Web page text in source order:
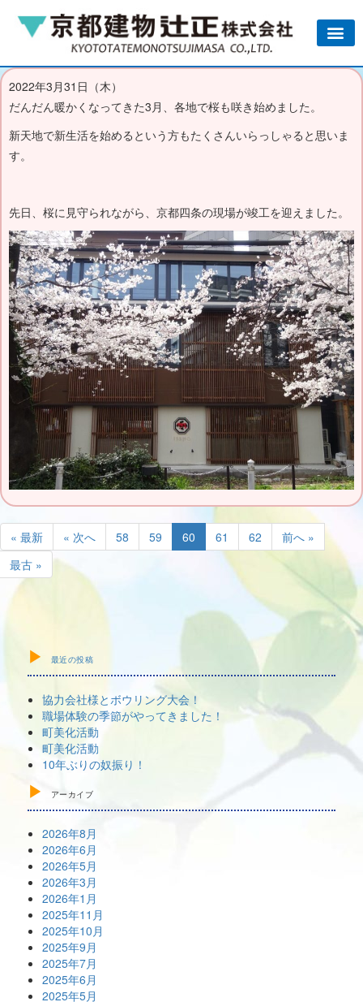
2022年3月31日（木）
だんだん暖かくなってきた3月、各地で桜も咲き始めました。
新天地で新生活を始めるという方もたくさんいらっしゃると思いま
す。
先日、桜に見守られながら、京都四条の現場が竣工を迎えました。
« 最新 « 次へ 58 59 60 61 62
前へ »
最古 »
最近の投稿
協力会社様とボウリング大会！
職場体験の季節がやってきました！
町美化活動
町美化活動
10年ぶりの奴振り！
アーカイブ
2026年8月
2026年6月
2026年5月
2026年3月
2026年1月
2025年11月
2025年10月
2025年9月
2025年7月
2025年6月
2025年5月